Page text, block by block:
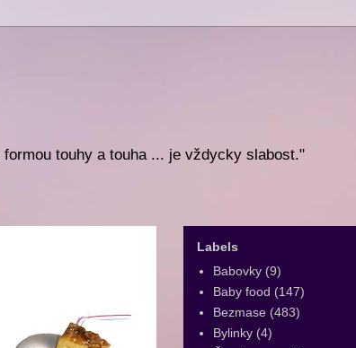
touhy a touha ... je vždycky slabost."
Labels
Babovky (9)
Baby food (147)
Bezmase (483)
Bylinky (4)